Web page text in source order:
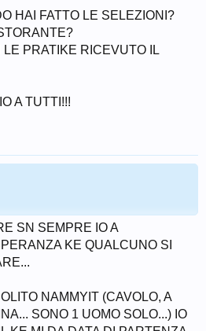
HAI FATTO LE SELEZIONI?
PRATIKE RICEVUTO IL
A TUTTI!!!
SN SEMPRE IO A
KE QUALCUNO SI
NAMMYIT (CAVOLO, A
SONO 1 UOMO SOLO...) IO